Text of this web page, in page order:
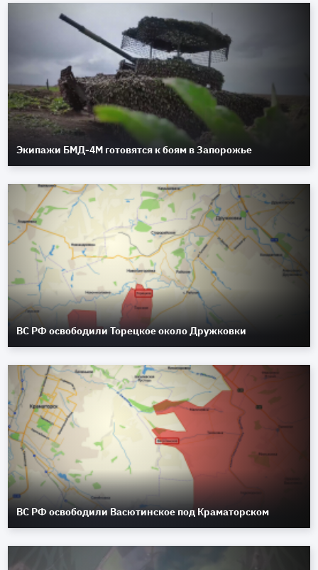
Экипажи БМД-4М готовятся к боям в Запорожье
ВС РФ освободили Торецкое около Дружковки
ВС РФ освободили Васютинское под Краматорском